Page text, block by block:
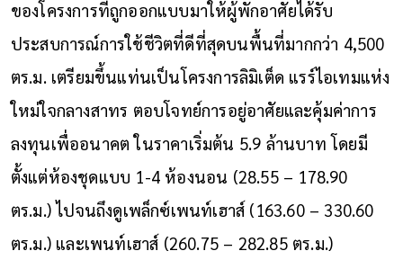
ของโครงการที่ถูกออกแบบมาให้ผู้พักอาศัยได้รับ
ประสบการณ์การใช้ชีวิตที่ดีที่สุดบนพื้นที่มากกว่า 4,500
ตร.ม. เตรียมขึ้นแท่นเป็นโครงการลิมิเต็ด แรร์ไอเทมแห่ง
ใหม่ใจกลางสาทร ตอบโจทย์การอยู่อาศัยและคุ้มค่าการ
ลงทุนเพื่ออนาคต ในราคาเริ่มต้น 5.9 ล้านบาท โดยมี
ตั้งแต่ห้องชุดแบบ 1-4 ห้องนอน (28.55 – 178.90
ตร.ม.) ไปจนถึงดูเพล็กซ์เพนท์เฮาส์ (163.60 – 330.60
ตร.ม.) และเพนท์เฮาส์ (260.75 – 282.85 ตร.ม.)